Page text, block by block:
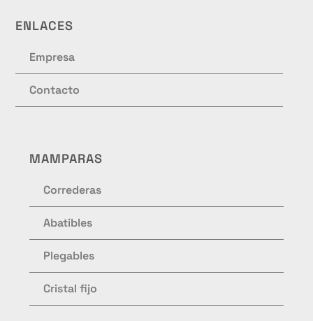
ENLACES
Empresa
Contacto
MAMPARAS
Correderas
Abatibles
Plegables
Cristal fijo